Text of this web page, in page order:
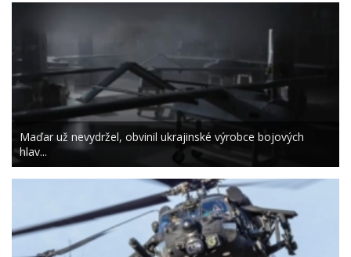
Maďar už nevydržel, obvinil ukrajinské výrobce bojových
hlav...